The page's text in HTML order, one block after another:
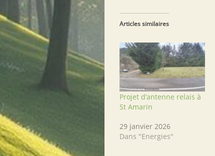
Articles similaires
Projet d’antenne relais à
St Amarin
29 janvier 2026
Dans "Energies"